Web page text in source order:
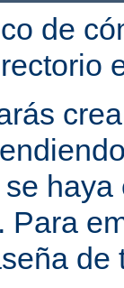
de
Para
de